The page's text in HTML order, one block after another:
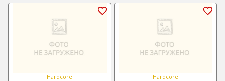
Hardcore Hardcore